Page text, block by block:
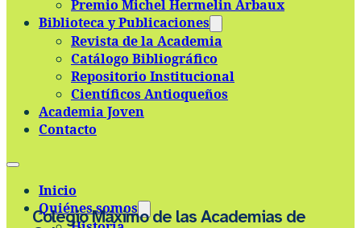
Skip to main contentSkip to footer
Premio Michel Hermelin Arbaux
Biblioteca y Publicaciones
Revista de la Academia
Catálogo Bibliográfico
Repositorio Institucional
Científicos Antioqueños
Academia Joven
Contacto
Inicio
Quiénes somos
Colegio Máximo de las Academias de